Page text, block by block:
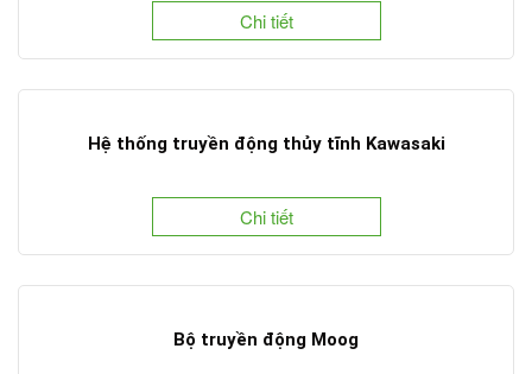
Chi tiết
Hệ thống truyền động thủy tĩnh Kawasaki
Chi tiết
Bộ truyền động Moog